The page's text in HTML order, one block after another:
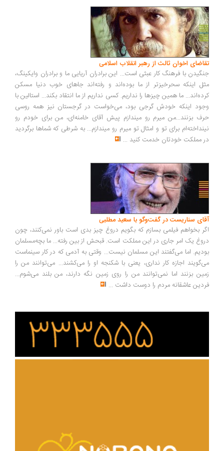
اخوان ثالث از رهبر انقلاب اسلامی
با فرهنگ کار عبثی است... این برادران آریایی ما و برادران وایکینگ،
اینکه سحرخیزتر از ما بوده‌اند و رفته‌اند جاهای خوب دنیا مسکن
ما همین چیزها را نداریم. کسی نداریم از ما انتقاد بکند... استالین با
اینکه خودش گرجی بود، می‌خواست در گرجستان نیز همه روسی
بزنند...من میرم رو میندازم پیش آقای خامنه‌ای، من برای خودم رو
برای تو و امثال تو میرم رو میندازم... به شرطی که شماها برگردید
مملکت خودتان خدمت کنید...
سناریست در گفت‌وگو با سعید مطلبی
بخواهم فیلمی بسازم که بگویم دروغ چیز بدی است باور نمی‌کنند، چون
یک امر جاری در این مملکت است. قبحش از بین رفته... ما بچه‌مسلمان
اما می‌گفتند این مسلمان نیست... وقتی به آدمی که در کار سینماست
اجازه کار نداری، یعنی با شکنجه او را می‌کشند... می‌توانند من را
بزنند اما نمی‌توانند من را روی زمین نگه دارند، من بلند می‌شوم...
عاشقانه مردم را دوست داشت ...